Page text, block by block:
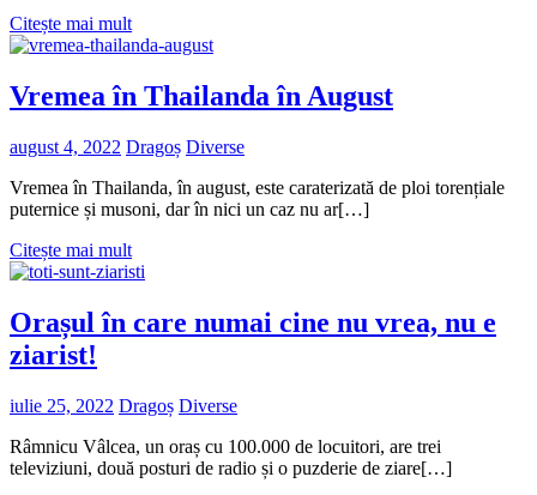
Citește mai mult
Vremea în Thailanda în August
august 4, 2022 Dragoș Diverse
Vremea în Thailanda, în august, este caraterizată de ploi torențiale
puternice și musoni, dar în nici un caz nu ar[…]
Citește mai mult
Orașul în care numai cine nu vrea, nu e
ziarist!
iulie 25, 2022 Dragoș Diverse
Râmnicu Vâlcea, un oraș cu 100.000 de locuitori, are trei
televiziuni, două posturi de radio și o puzderie de ziare[…]